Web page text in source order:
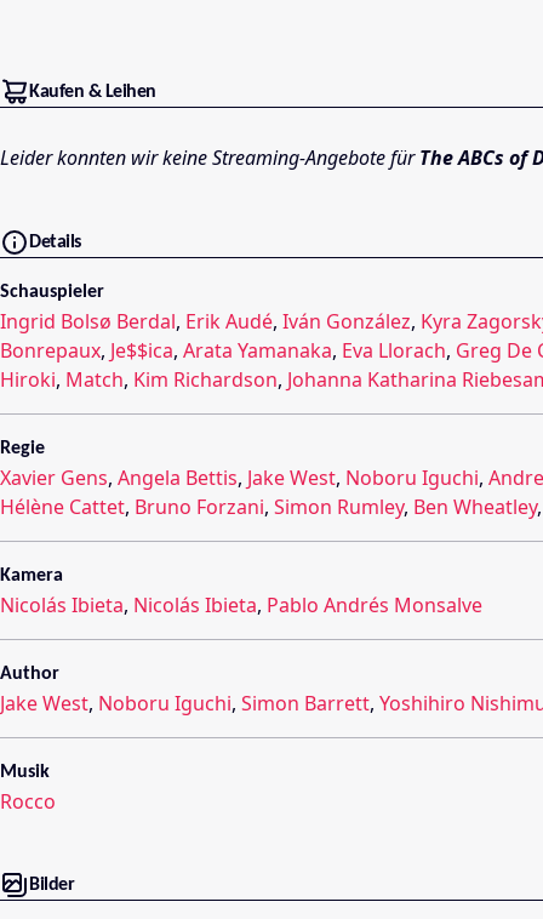
Kaufen & Leihen
Leider konnten wir keine Streaming-Angebote fürThe ABCs of
Details
Schauspieler
Ingrid Bolsø Berdal, Erik Audé, Iván González, Kyra
Bonrepaux, Je$$ica, Arata Yamanaka, Eva Llorach, Greg De
Hiroki, Match, Kim Richardson, Johanna Katharina
Regie
Xavier Gens, Angela Bettis, Jake West, Noboru Iguchi,
Hélène Cattet, Bruno Forzani, Simon Rumley, Ben Wheatley
Kamera
Nicolás Ibieta, Nicolás Ibieta, Pablo Andrés Monsalve
Author
Jake West, Noboru Iguchi, Simon Barrett, Yoshihiro
Musik
Rocco
Bilder